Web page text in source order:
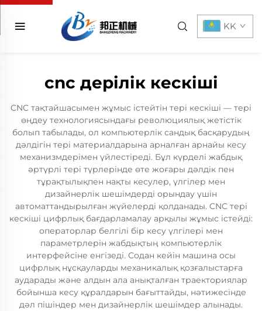
KK
cnc дерілік кескіші
CNC тақтайшасымен жұмыс істейтін тері кескіші — тері
өңдеу технологиясындағы революциялық жетістік
болып табылады, ол компьютерлік сандық басқарудың
дәлдігін тері материалдарына арналған арнайы кесу
механизмдерімен үйлестіреді. Бұл күрделі жабдық
әртүрлі тері түрлерінде өте жоғары дәлдік пен
тұрақтылықпен нақты кесулер, үлгілер мен
дизайнерлік шешімдерді орындау үшін
автоматтандырылған жүйелерді қолданады. CNC тері
кескіші цифрлық бағдарламалау арқылы жұмыс істейді:
операторлар белгілі бір кесу үлгілері мен
параметрлерін жабдықтың компьютерлік
интерфейсіне енгізеді. Содан кейін машина осы
цифрлық нұсқауларды механикалық қозғалыстарға
аударады және алдын ала анықталған траекториялар
бойынша кесу құралдарын бағыттайды, нәтижесінде
дәл пішіндер мен дизайнерлік шешімдер алынады.